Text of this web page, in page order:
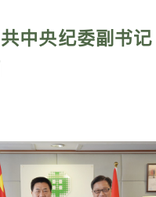
中央纪委副书